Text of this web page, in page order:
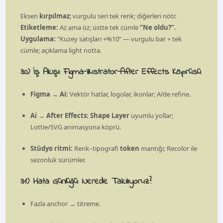
Eksen kırpılmaz; vurgulu seri tek renk; diğerleri nötr.
Etiketleme: Az ama öz; üstte tek cümle“Ne oldu?”.
Uygulama: “Kuzey satışları +%10” — vurgulu bar + tek
cümle; açıklama light notta.
30) İş Akışı: Figma–Illustrator–After Effects Köprüsü
Figma → Ai: Vektör hatlar, logolar, ikonlar; Ai’de refine.
Ai → After Effects: Shape Layer uyumlu yollar;
Lottie/SVG animasyona köprü.
Stüdyo ritmi: Renk–tipografitoken mantığı; Recolor ile
sezonluk sürümler.
31) Hata Günlüğü: Nerede Takılıyoruz?
Fazla anchor → titreme.